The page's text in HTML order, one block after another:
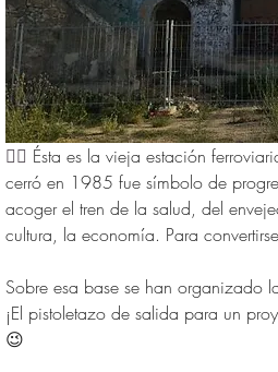
👆🏻 Ésta es la vieja estación
cerró en 1985 fue símbolo de
acoger el tren de la salud, del
cultura, la economía. Para
Sobre esa base se han organizado
¡El pistoletazo de salida para un
😉